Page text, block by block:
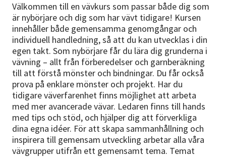
Välkommen till en vävkurs som passar både dig som
är nybörjare och dig som har vävt tidigare! Kursen
innehåller både gemensamma genomgångar och
individuell handledning, så att du kan utvecklas i din
egen takt. Som nybörjare får du lära dig grunderna i
vävning – allt från förberedelser och garnberäkning
till att förstå mönster och bindningar. Du får också
prova på enklare mönster och projekt. Har du
tidigare väverfarenhet finns möjlighet att arbeta
med mer avancerade vävar. Ledaren finns till hands
med tips och stöd, och hjälper dig att förverkliga
dina egna idéer. För att skapa sammanhållning och
inspirera till gemensam utveckling arbetar alla våra
vävgrupper utifrån ett gemensamt tema. Temat